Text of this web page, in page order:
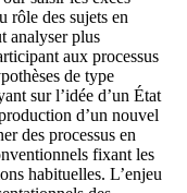
rôle des sujets en
analyser plus
aux processus
de type
sur l’idée d’un État
d’un nouvel
des processus en
fixant les
habituelles. L’enjeu